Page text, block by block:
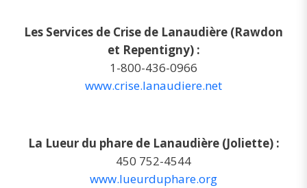
Les Services de Crise de Lanaudière (Rawdon
et Repentigny) :
1-800-436-0966
www.crise.lanaudiere.net
La Lueur du phare de Lanaudière (Joliette) :
450 752-4544
www.lueurduphare.org